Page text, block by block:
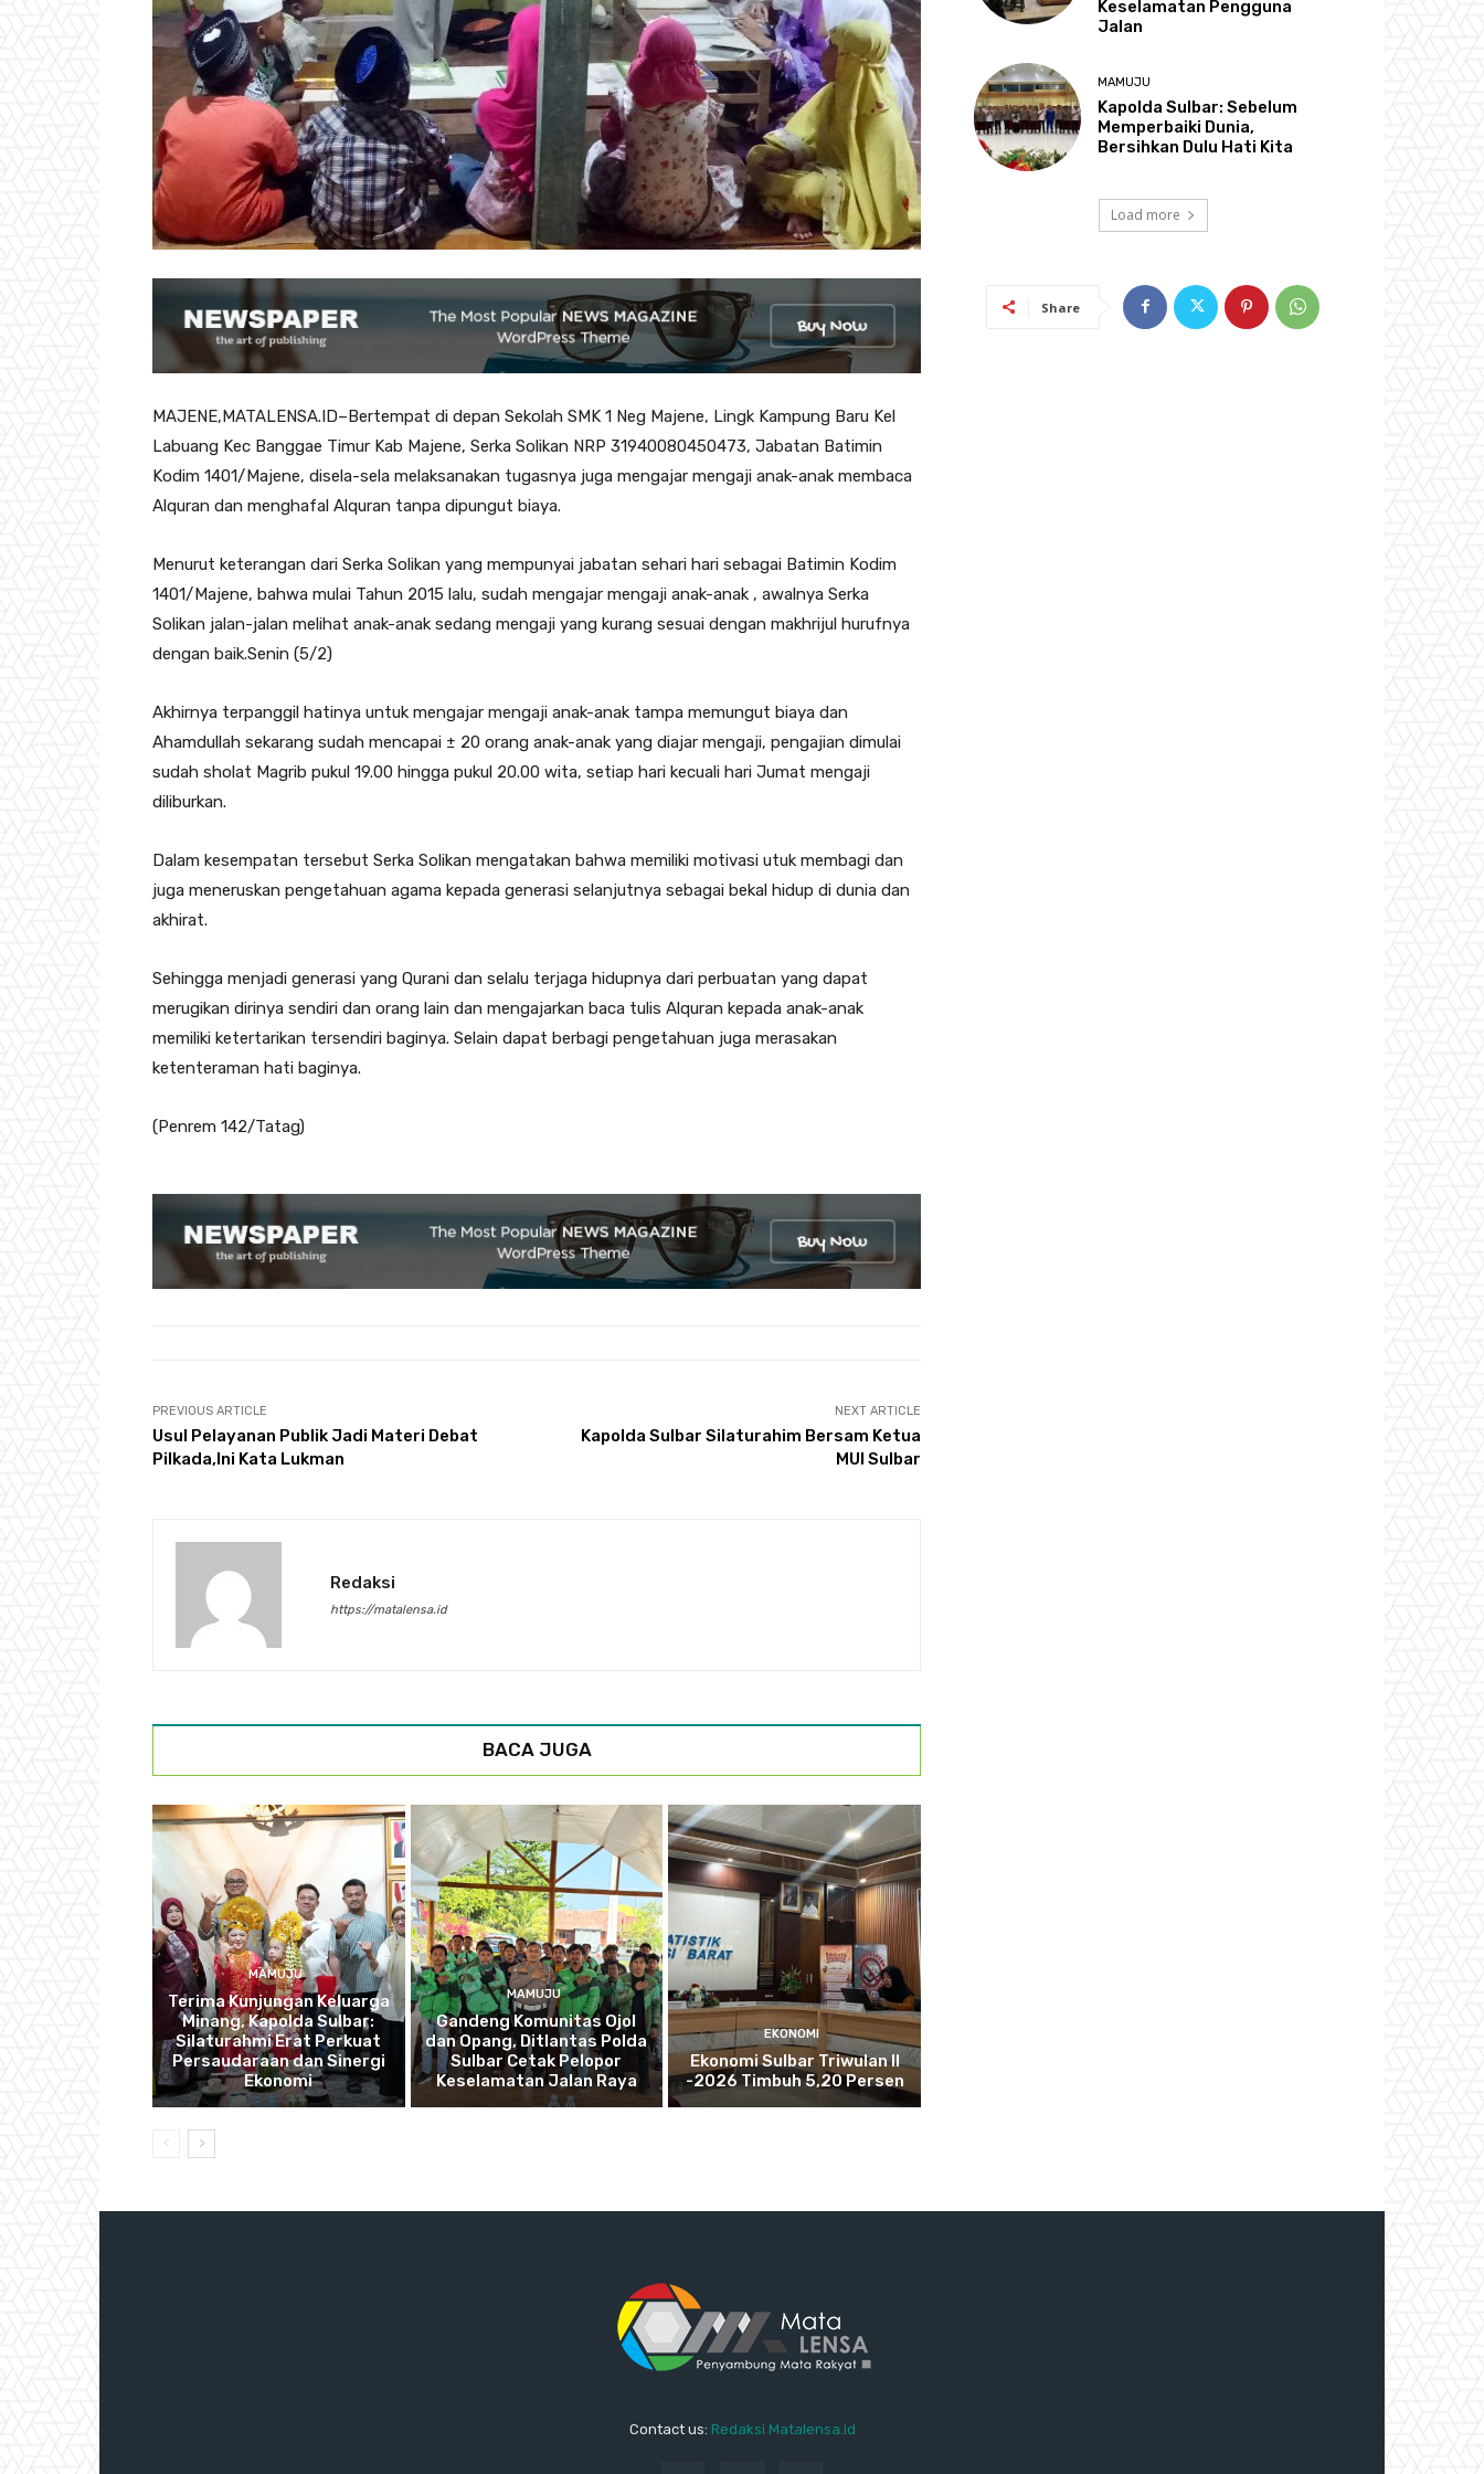
MAJENE,MATALENSA.ID–Bertempat di depan Sekolah SMK 1 Neg Majene, Lingk Kampung Baru Kel
Labuang Kec Banggae Timur Kab Majene, Serka Solikan NRP 31940080450473, Jabatan Batimin
Kodim 1401/Majene, disela-sela melaksanakan tugasnya juga mengajar mengaji anak-anak membaca
Alquran dan menghafal Alquran tanpa dipungut biaya.
Menurut keterangan dari Serka Solikan yang mempunyai jabatan sehari hari sebagai Batimin Kodim
1401/Majene, bahwa mulai Tahun 2015 lalu, sudah mengajar mengaji anak-anak , awalnya Serka
Solikan jalan-jalan melihat anak-anak sedang mengaji yang kurang sesuai dengan makhrijul hurufnya
dengan baik.Senin (5/2)
Akhirnya terpanggil hatinya untuk mengajar mengaji anak-anak tampa memungut biaya dan
Ahamdullah sekarang sudah mencapai ± 20 orang anak-anak yang diajar mengaji, pengajian dimulai
sudah sholat Magrib pukul 19.00 hingga pukul 20.00 wita, setiap hari kecuali hari Jumat mengaji
diliburkan.
Dalam kesempatan tersebut Serka Solikan mengatakan bahwa memiliki motivasi utuk membagi dan
juga meneruskan pengetahuan agama kepada generasi selanjutnya sebagai bekal hidup di dunia dan
akhirat.
Sehingga menjadi generasi yang Qurani dan selalu terjaga hidupnya dari perbuatan yang dapat
merugikan dirinya sendiri dan orang lain dan mengajarkan baca tulis Alquran kepada anak-anak
memiliki ketertarikan tersendiri baginya. Selain dapat berbagi pengetahuan juga merasakan
ketenteraman hati baginya.
(Penrem 142/Tatag)
PREVIOUS ARTICLE
Usul Pelayanan Publik Jadi Materi Debat
Pilkada,Ini Kata Lukman
NEXT ARTICLE
Kapolda Sulbar Silaturahim Bersam Ketua
MUI Sulbar
Redaksi
https://matalensa.id
BACA JUGA
MAMUJU
Terima Kunjungan Keluarga
Minang, Kapolda Sulbar:
Silaturahmi Erat Perkuat
Persaudaraan dan Sinergi
Ekonomi
MAMUJU
Gandeng Komunitas Ojol
dan Opang, Ditlantas Polda
Sulbar Cetak Pelopor
Keselamatan Jalan Raya
EKONOMI
Ekonomi Sulbar Triwulan II
-2026 Timbuh 5,20 Persen
Keselamatan Pengguna
Jalan
MAMUJU
Kapolda Sulbar: Sebelum
Memperbaiki Dunia,
Bersihkan Dulu Hati Kita
Load more
Share
Contact us: Redaksi Matalensa.id